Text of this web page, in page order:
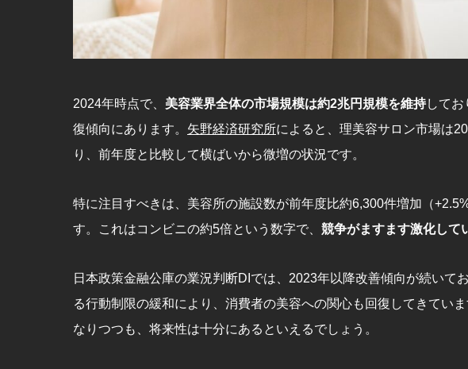
2024年時点で、 美容業界全体の市場規模は約2兆円規模を維持してお
復傾向にあります。 矢野経済研究所によると、理美容サロン市場は
り、前年度と比較して横ばいから微増の状況です。
特に注目すべきは、美容所の施設数が前年度比約6,300件増加（
す。これはコンビニの約5倍という数字で、 競争がますます激化して
日本政策金融公庫の業況判断DIでは、2023年以降改善傾向が続いて
る行動制限の緩和により、消費者の美容への関心も回復してきてい
なりつつも、将来性は十分にあるといえるでしょう。